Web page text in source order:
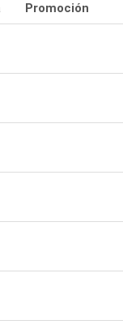
Promoción